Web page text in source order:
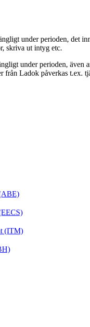
under perioden, det
skriva ut intyg etc.
under perioden, även
från Ladok påverkas t.ex.
(ITM)